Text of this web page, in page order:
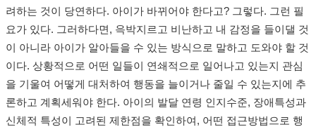
려하는 것이 당연하다. 아이가 바뀌어야 한다고? 그렇다. 그런 필
요가 있다. 그러하다면, 윽박지르고 비난하고 내 감정을 들이댈 것
이 아니라 아이가 알아들을 수 있는 방식으로 말하고 도와야 할 것
이다. 상황적으로 어떤 일들이 연쇄적으로 일어나고 있는지 관심
을 기울여 어떻게 대처하여 행동을 늘이거나 줄일 수 있는지에 추
론하고 계획세워야 한다. 아이의 발달 연령 인지수준, 장애특성과
신체적 특성이 고려된 제한점을 확인하여, 어떤 접근방법으로 행